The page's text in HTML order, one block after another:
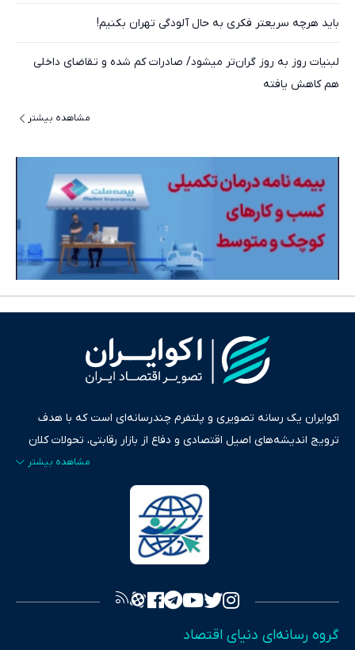
باید هرچه سریعتر فکری به حال آلودگی تهران بکنیم!
لبنیات روز به روز گران‌تر میشود/ صادرات کم شده و تقاضای داخلی
هم کاهش یافته
مشاهده بیشتر
اکوایران یک رسانه تصویری و پلتفرم چندرسانه‌ای است که با هدف
ترویج اندیشه‌های اصیل اقتصادی و دفاع از بازار رقابتی، تحولات کلان
ایران و جهان را در قالب‌های ویدیو، پادکست، متن و گزارش‌های تحلیلی
پایش می‌کند. این رسانه به عنوان منبعی دقیق و قابل اعتماد، فراتر از
اطلاع‌رسانی صرف، به تبیین سیاست‌ها و کارکردهای بازارهای مالی،
سرمایه‌گذاری، تجارت و حوزه‌های نوظهور می‌پردازد. اکوایران با پایبندی
به اصول «انصاف، امانت و صداقت»، بستری برای انعکاس آراء متنوع
تصویری شفاف از واقعیت‌های اقتصادی ارائه دهد. ما در اکوایران با
چالش‌های فقر و بیکاری را جست‌وجو کرده و در کنار تحلیل آمارها،
گروه رسانه‌ای دنیای اقتصاد